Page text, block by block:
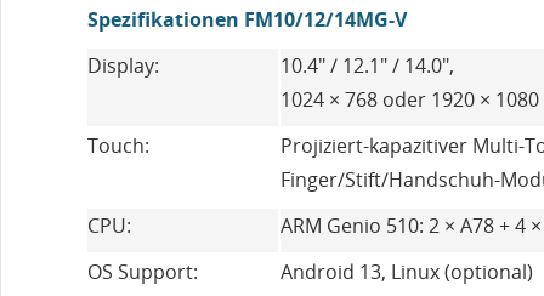
Spezifikationen FM10/12/14MG-V
Display:
10.4" / 12.1" / 14.0",
1024 × 768 oder 1920 × 1080
Touch:
Projiziert-kapazitiver Multi-
Finger/Stift/Handschuh-
CPU:
ARM Genio 510: 2 × A78 + 4
OS Support:
Android 13, Linux (optional)